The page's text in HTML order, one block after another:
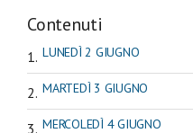
Contenuti
LUNEDÌ 2 GIUGNO
MARTEDÌ 3 GIUGNO
MERCOLEDÌ 4 GIUGNO